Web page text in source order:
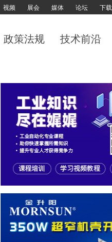
视频 展会 媒体 论坛 下载
政策法规 技术前沿